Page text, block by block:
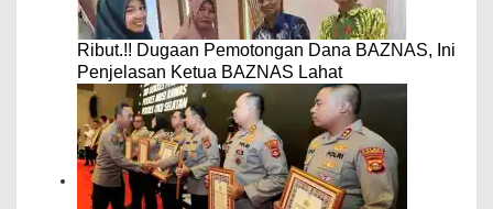
Ribut.!! Dugaan Pemotongan Dana BAZNAS, Ini
Penjelasan Ketua BAZNAS Lahat